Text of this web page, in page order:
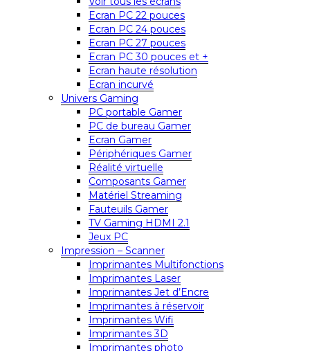
Ecran PC 22 pouces
Ecran PC 24 pouces
Ecran PC 27 pouces
Ecran PC 30 pouces et +
Ecran haute résolution
Ecran incurvé
Univers Gaming
PC portable Gamer
PC de bureau Gamer
Ecran Gamer
Périphériques Gamer
Réalité virtuelle
Composants Gamer
Matériel Streaming
Fauteuils Gamer
TV Gaming HDMI 2.1
Jeux PC
Impression – Scanner
Imprimantes Multifonctions
Imprimantes Laser
Imprimantes Jet d’Encre
Imprimantes à réservoir
Imprimantes Wifi
Imprimantes 3D
Imprimantes photo